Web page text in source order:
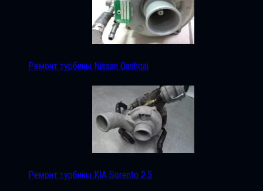
Ремонт турбины Nissan Qashqai
Ремонт турбины KIA Sorento 2.5